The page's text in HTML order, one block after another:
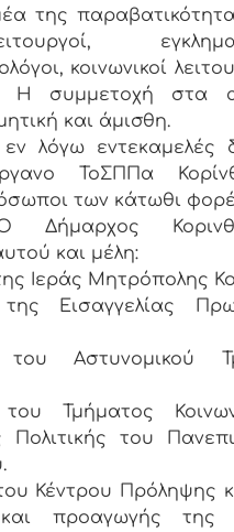
της
κοινωνικοί
Η συμμετοχή στα
και άμισθη.
λόγω εντεκαμελές
ΤοΣΠΠα
των κάτωθι
Δήμαρχος
και μέλη:
Ιεράς Μητρόπολης
Εισαγγελίας
Αστυνομικού
Τμήματος
Πολιτικής του
Κέντρου Πρόληψης
προαγωγής της